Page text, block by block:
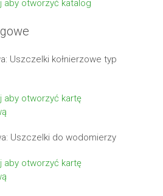
aby otworzyć katalog
Uszczelki kołnierzowe typ
aby otworzyć kartę
Uszczelki do wodomierzy
aby otworzyć kartę